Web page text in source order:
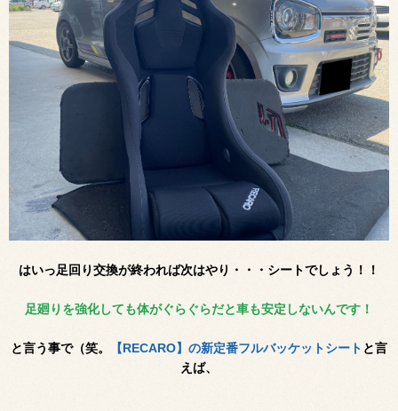
はいっ足回り交換が終われば次はやり・・・ シートでしょう！！
足廻りを強化しても体がぐらぐらだと車も安定しないんです！
と言う事で（笑。 【RECARO】の新定番フルバッケットシート と言
えば、